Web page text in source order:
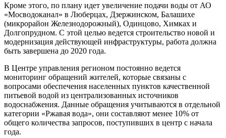
Кроме этого, по плану идет увеличение подачи воды от АО
«Мосводоканал» в Люберцах, Дзержинском, Балашихе
(микрорайон Железнодорожный), Одинцово, Химках и
Долгопрудном. С этой целью ведется строительство новой и
модернизация действующей инфраструктуры, работа должна
быть завершена до 2020 года.
В Центре управления регионом постоянно ведется
мониторинг обращений жителей, которые связаны с
вопросами обеспечения населенных пунктов качественной
питьевой водой из централизованных источников
водоснабжения. Данные обращения учитываются в отдельной
категории «Ржавая вода», они составляют менее 10% от
общего количества запросов, поступивших в центр с начала
года.